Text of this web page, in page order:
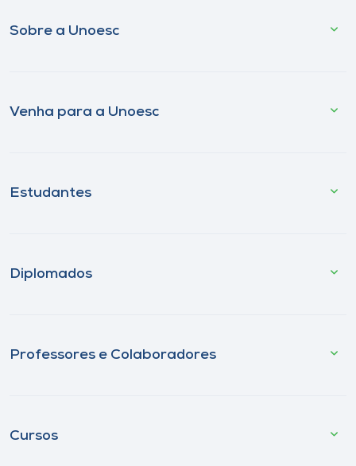
Sobre a Unoesc
Venha para a Unoesc
Estudantes
Diplomados
Professores e Colaboradores
Cursos